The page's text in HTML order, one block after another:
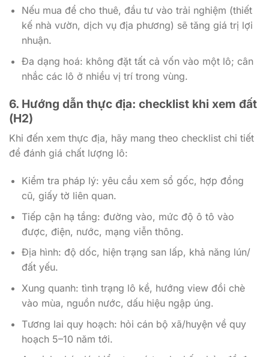
Nếu mua để cho thuê, đầu tư vào trải nghiệm (thiết
kế nhà vườn, dịch vụ địa phương) sẽ tăng giá trị lợi
nhuận.
Đa dạng hoá: không đặt tất cả vốn vào một lô; cân
nhắc các lô ở nhiều vị trí trong vùng.
6. Hướng dẫn thực địa: checklist khi xem đất
(H2)
Khi đến xem thực địa, hãy mang theo checklist chi tiết
để đánh giá chất lượng lô:
Kiểm tra pháp lý: yêu cầu xem sổ gốc, hợp đồng
cũ, giấy tờ liên quan.
Tiếp cận hạ tầng: đường vào, mức độ ô tô vào
được, điện, nước, mạng viễn thông.
Địa hình: độ dốc, hiện trạng san lấp, khả năng lún/
đất yếu.
Xung quanh: tình trạng lô kề, hướng view đồi chè
vào mùa, nguồn nước, dấu hiệu ngập úng.
Tương lai quy hoạch: hỏi cán bộ xã/huyện về quy
hoạch 5–10 năm tới.